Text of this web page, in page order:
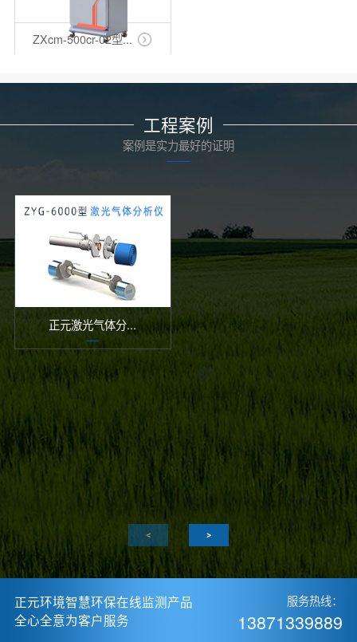
ZXcm-500cr-02型...
工程案例
案例是实力最好的证明
正元激光气体分...
正元环境智慧环保在线监测产品
全心全意为客户服务
服务热线：
13871339889